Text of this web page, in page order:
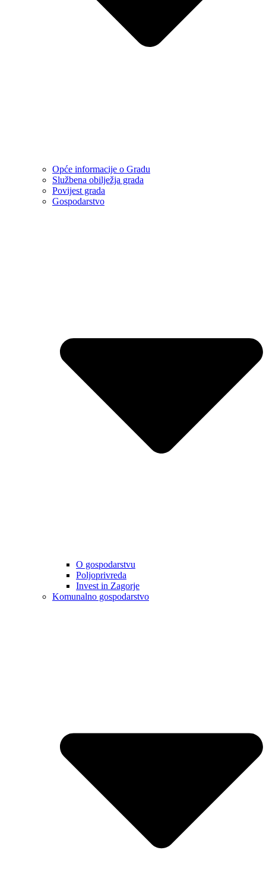
Opće informacije o Gradu
Službena obilježja grada
Povijest grada
Gospodarstvo
O gospodarstvu
Poljoprivreda
Invest in Zagorje
Komunalno gospodarstvo